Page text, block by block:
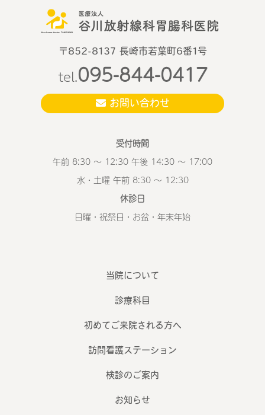
〒852-8137 長崎市若葉町6番1号
tel.095-844-0417
お問い合わせ
受付時間
午前 8:30 ～ 12:30 午後 14:30 ～ 17:00
水・土曜 午前 8:30 ～ 12:30
休診日
日曜・祝祭日・お盆・年末年始
当院について
診療科目
初めてご来院される方へ
訪問看護ステーション
検診のご案内
お知らせ